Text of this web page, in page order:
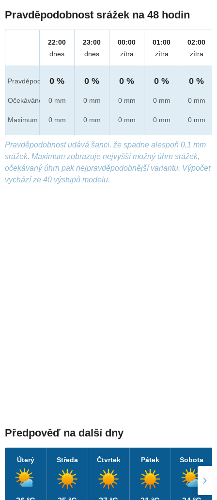
Pravděpodobnost srážek na 48 hodin
Pravděpod.
Očekáváno
Maximum
22:00
dnes
0 %
0 mm
0 mm
23:00
dnes
0 %
0 mm
0 mm
00:00
zítra
0 %
0 mm
0 mm
01:00
zítra
0 %
0 mm
0 mm
02:00
zítra
0 %
0 mm
0 mm
Pravděpodobnost udává šanci, že spadne alespoň 0,1 mm
srážek. Maximum zobrazuje nejvyšší možný úhrn srážek,
očekávaný úhrn pak nejpravděpodobnější variantu. Výpočet
vychází ze 40 výstupů modelu.
Předpověď na další dny
Úterý Středa Čtvrtek Pátek Sobota